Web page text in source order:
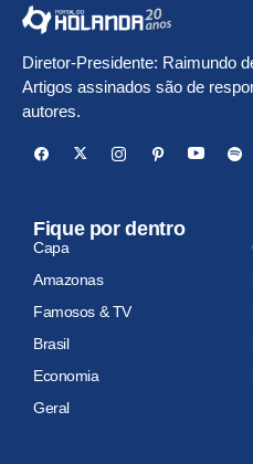
Diretor-Presidente: Raimundo
Artigos assinados são de
autores.
Fique por dentro
Capa
Amazonas
Famosos & TV
Brasil
Economia
Geral